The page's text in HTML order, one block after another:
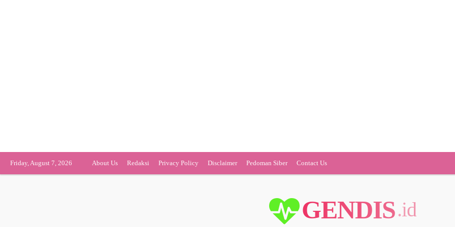
Friday, August 7, 2026 About Us Redaksi Privacy Policy Disclaimer Pedoman Siber Contact Us
GENDIS.id